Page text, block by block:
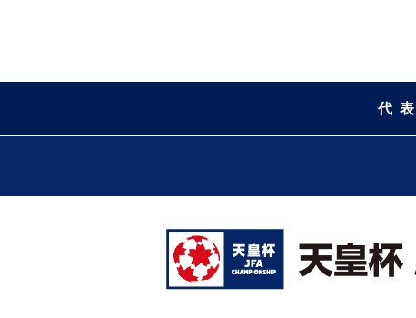
代表